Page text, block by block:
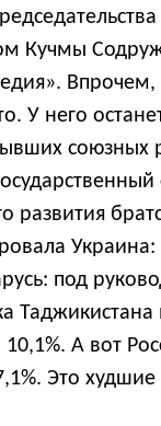
Кучмы
Впрочем,
У него
союзных
развития
под
А вот
Это